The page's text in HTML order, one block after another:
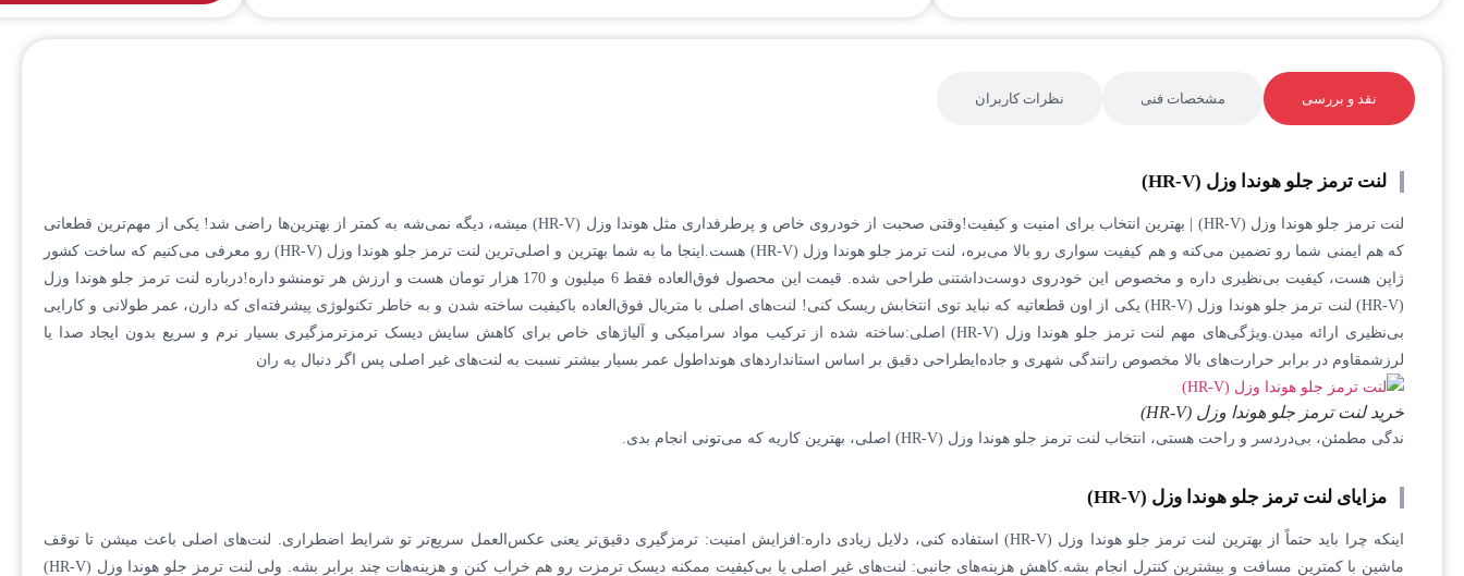
نقد و بررسی مشخصات فنی نظرات کاربران
لنت ترمز جلو هوندا وزل (HR-V)
لنت ترمز جلو هوندا وزل (HR-V) | بهترین انتخاب برای امنیت و کیفیت!وقتی صحبت از خودروی خاص و پرطرفداری مثل هوندا وزل (HR-V) میشه، دیگه نمی‌شه به کمتر از بهترین‌ها راضی شد! یکی از مهم‌ترین قطعاتی
که هم ایمنی شما رو تضمین می‌کنه و هم کیفیت سواری رو بالا می‌بره، لنت ترمز جلو هوندا وزل (HR-V) هست.اینجا ما به شما بهترین و اصلی‌ترین لنت ترمز جلو هوندا وزل (HR-V) رو معرفی می‌کنیم که ساخت کشور
ژاپن هست، کیفیت بی‌نظیری داره و مخصوص این خودروی دوست‌داشتنی طراحی شده. قیمت این محصول فوق‌العاده فقط 6 میلیون و 170 هزار تومان هست و ارزش هر تومنشو داره!درباره لنت ترمز جلو هوندا وزل
(HR-V) لنت ترمز جلو هوندا وزل (HR-V) یکی از اون قطعاتیه که نباید توی انتخابش ریسک کنی! لنت‌های اصلی با متریال فوق‌العاده باکیفیت ساخته شدن و به خاطر تکنولوژی پیشرفته‌ای که دارن، عمر طولانی و کارایی
بی‌نظیری ارائه میدن.ویژگی‌های مهم لنت ترمز جلو هوندا وزل (HR-V) اصلی:ساخته شده از ترکیب مواد سرامیکی و آلیاژهای خاص برای کاهش سایش دیسک ترمزترمزگیری بسیار نرم و سریع بدون ایجاد صدا یا
لرزشمقاوم در برابر حرارت‌های بالا مخصوص رانندگی شهری و جاده‌ایطراحی دقیق بر اساس استانداردهای هونداطول عمر بسیار بیشتر نسبت به لنت‌های غیر اصلی پس اگر دنبال یه ران
خرید لنت ترمز جلو هوندا وزل (HR-V)
ندگی مطمئن، بی‌دردسر و راحت هستی، انتخاب لنت ترمز جلو هوندا وزل (HR-V) اصلی، بهترین کاریه که می‌تونی انجام بدی.
مزایای لنت ترمز جلو هوندا وزل (HR-V)
اینکه چرا باید حتماً از بهترین لنت ترمز جلو هوندا وزل (HR-V) استفاده کنی، دلایل زیادی داره:افزایش امنیت: ترمزگیری دقیق‌تر یعنی عکس‌العمل سریع‌تر تو شرایط اضطراری. لنت‌های اصلی باعث میشن تا توقف
ماشین با کمترین مسافت و بیشترین کنترل انجام بشه.کاهش هزینه‌های جانبی: لنت‌های غیر اصلی یا بی‌کیفیت ممکنه دیسک ترمزت رو هم خراب کنن و هزینه‌هات چند برابر بشه. ولی لنت ترمز جلو هوندا وزل (HR-V)